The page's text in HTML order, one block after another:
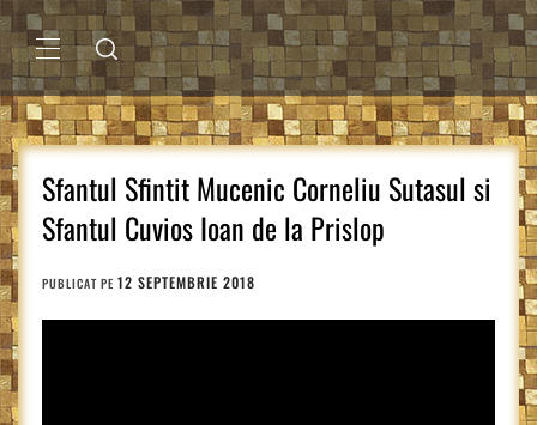
Sari
la
conținutMENIU
PRINCIPAL
Sfantul Sfintit Mucenic Corneliu Sutasul si
Sfantul Cuvios Ioan de la Prislop
PUBLICAT PE 12 SEPTEMBRIE 2018